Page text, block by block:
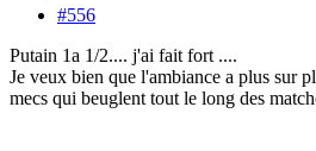
#556
Putain 1a 1/2.... j'ai fait fort ....
Je veux bien que l'ambiance a plus sur
mecs qui beuglent tout le long des